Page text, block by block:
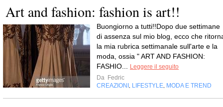
Art and fashion: fashion is art!!
Buongiorno a tutti!!Dopo due settimane
di assenza sul mio blog, ecco che
la mia rubrica settimanale sull'arte e la
moda, ossia " ART AND FASHION:
FASHIO...
Leggere il seguito
Da Fedric
CREAZIONI
LIFESTYLE MODA E TREND